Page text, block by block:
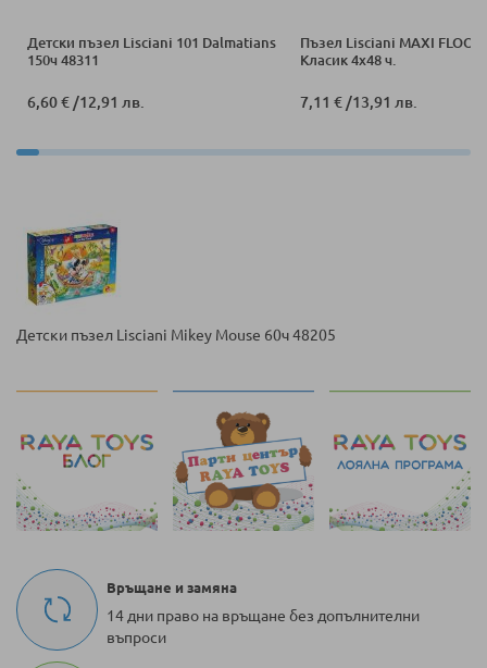
Детски пъзел Lisciani 101 Dalmatians
150ч 48311
6,60 €/12,91 лв.
Пъзел Lisciani MAXI FLOOR
Класик 4x48 ч.
7,11 €/13,91 лв.
Детски пъзел Lisciani Mikey Mouse 60ч 48205
Връщане и замяна
14 дни право на връщане без допълнителни
въпроси